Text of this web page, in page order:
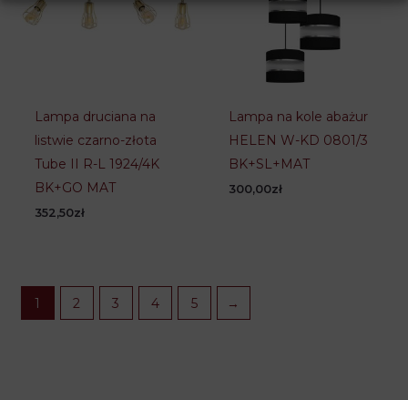
Lampa druciana na
listwie czarno-złota
Tube II R-L 1924/4K
BK+GO MAT
352,50zł
Lampa na kole abażur
HELEN W-KD 0801/3
BK+SL+MAT
300,00zł
1 2 3 4 5 →